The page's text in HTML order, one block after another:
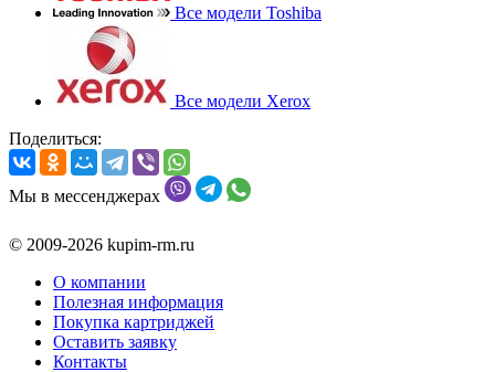
Все модели Toshiba
Все модели Xerox
Поделиться:
Мы в мессенджерах
© 2009-2026 kupim-rm.ru
О компании
Полезная информация
Покупка картриджей
Оставить заявку
Контакты